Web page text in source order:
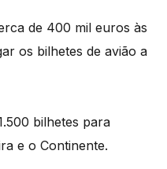
de 400 mil euros às
os bilhetes de avião a
bilhetes para
e o Continente.